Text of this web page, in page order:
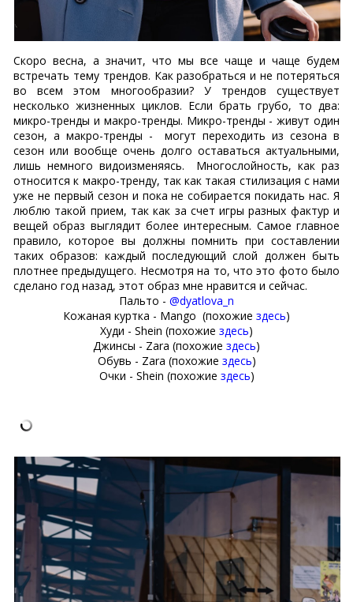
Скоро весна, а значит, что мы все чаще и чаще будем
встречать тему трендов. Как разобраться и не потеряться
во всем этом многообразии? У трендов существует
несколько жизненных циклов. Если брать грубо, то два:
микро-тренды и макро-тренды. Микро-тренды - живут один
сезон, а макро-тренды - могут переходить из сезона в
сезон или вообще очень долго оставаться актуальными,
лишь немного видоизменяясь. Многослойность, как раз
относится к макро-тренду, так как такая стилизация с нами
уже не первый сезон и пока не собирается покидать нас. Я
люблю такой прием, так как за счет игры разных фактур и
вещей образ выглядит более интересным. Самое главное
правило, которое вы должны помнить при составлении
таких образов: каждый последующий слой должен быть
плотнее предыдущего. Несмотря на то, что это фото было
сделано год назад, этот образ мне нравится и сейчас.
Пальто - @dyatlova_n
Кожаная куртка - Mango (похожие здесь)
Худи - Shein (похожие здесь)
Джинсы - Zara (похожие здесь)
Обувь - Zara (похожие здесь)
Очки - Shein (похожие здесь)